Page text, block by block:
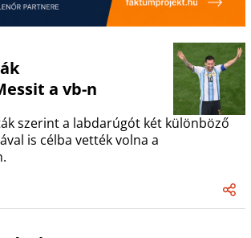
a vb-n
szerint a labdarúgót két különböző
is célba vették volna a